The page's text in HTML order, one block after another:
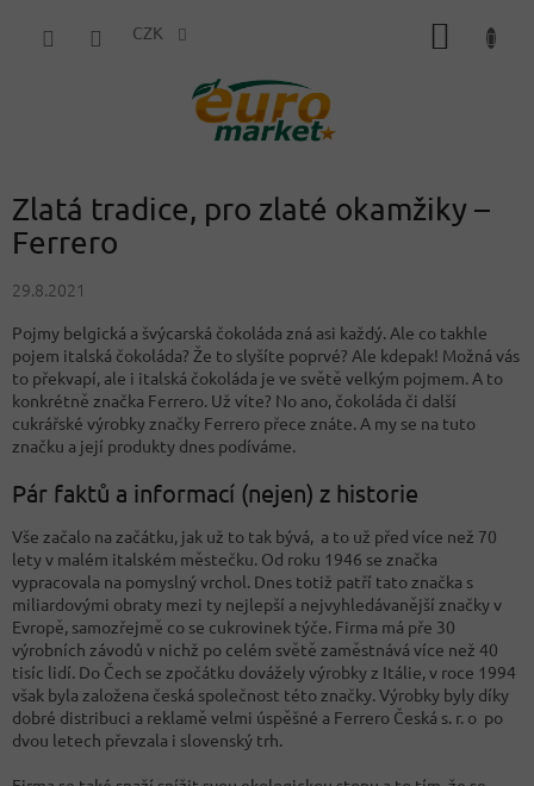
CZK
Zlatá tradice, pro zlaté okamžiky –
Ferrero
29.8.2021
Pojmy belgická a švýcarská čokoláda zná asi každý. Ale co takhle
pojem italská čokoláda? Že to slyšíte poprvé? Ale kdepak! Možná vás
to překvapí, ale i italská čokoláda je ve světě velkým pojmem. A to
konkrétně značka Ferrero. Už víte? No ano, čokoláda či další
cukrářské výrobky značky Ferrero přece znáte. A my se na tuto
značku a její produkty dnes podíváme.
Pár faktů a informací (nejen) z historie
Vše začalo na začátku, jak už to tak bývá, a to už před více než 70
lety v malém italském městečku. Od roku 1946 se značka
vypracovala na pomyslný vrchol. Dnes totiž patří tato značka s
miliardovými obraty mezi ty nejlepší a nejvyhledávanější značky v
Evropě, samozřejmě co se cukrovinek týče. Firma má pře 30
výrobních závodů v nichž po celém světě zaměstnává více než 40
tisíc lidí. Do Čech se zpočátku dovážely výrobky z Itálie, v roce 1994
však byla založena česká společnost této značky. Výrobky byly díky
dobré distribuci a reklamě velmi úspěšné a Ferrero Česká s. r. o po
dvou letech převzala i slovenský trh.